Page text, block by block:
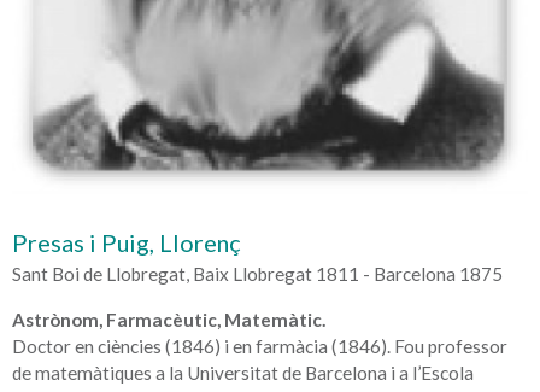
Presas i Puig, Llorenç
Sant Boi de Llobregat, Baix Llobregat 1811 - Barcelona 1875
Astrònom, Farmacèutic, Matemàtic.
Doctor en ciències (1846) i en farmàcia (1846). Fou professor
de matemàtiques a la Universitat de Barcelona i a l’Escola